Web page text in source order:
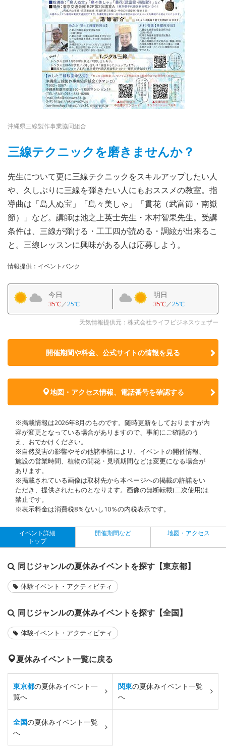
沖縄県三線製作事業協同組合
三線テクニックを磨きませんか？
先生について更に三線テクニックをスキルアップしたい人
や、久しぶりに三線を弾きたい人にもおススメの教室。指
導曲は「島人ぬ宝」「島々美しゃ」「貫花（武富節・南嶽
節）」など。講師は池之上英士先生・木村智果先生。受講
条件は、三線が弾ける・工工四が読める・調絃が出来るこ
と。三線レッスンに興味がある人は応募しよう。
情報提供：イベントバンク
今日
35℃／25℃
明日
35℃／25℃
天気情報提供元：株式会社ライフビジネスウェザー
開催期間や料金、公式サイトの情報を見る
地図・アクセス情報、電話番号を確認する
※掲載情報は2026年8月のものです。随時更新をしておりますが内
容が変更となっている場合がありますので、事前にご確認のう
え、おでかけください。
※自然災害の影響やその他諸事情により、イベントの開催情報、
施設の営業時間、植物の開花・見頃期間などは変更になる場合が
あります。
※掲載されている画像は取材先から本ページへの掲載の許諾をい
ただき、提供されたものとなります。画像の無断転載(二次使用)は
禁止です。
※表示料金は消費税8％ないし10％の内税表示です。
イベント詳細
トップ
開催期間など 地図・アクセス
同じジャンルの夏休みイベントを探す【東京都】
体験イベント・アクティビティ
同じジャンルの夏休みイベントを探す【全国】
体験イベント・アクティビティ
夏休みイベント一覧に戻る
東京都の夏休みイベント一
覧へ
関東の夏休みイベント一覧
へ
全国の夏休みイベント一覧
へ